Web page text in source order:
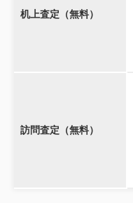
机上査定（無料）
訪問査定（無料）